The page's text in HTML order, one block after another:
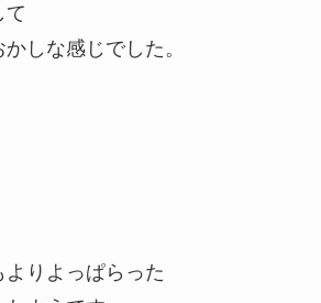
て
しな感じでした。
りよっぱらった